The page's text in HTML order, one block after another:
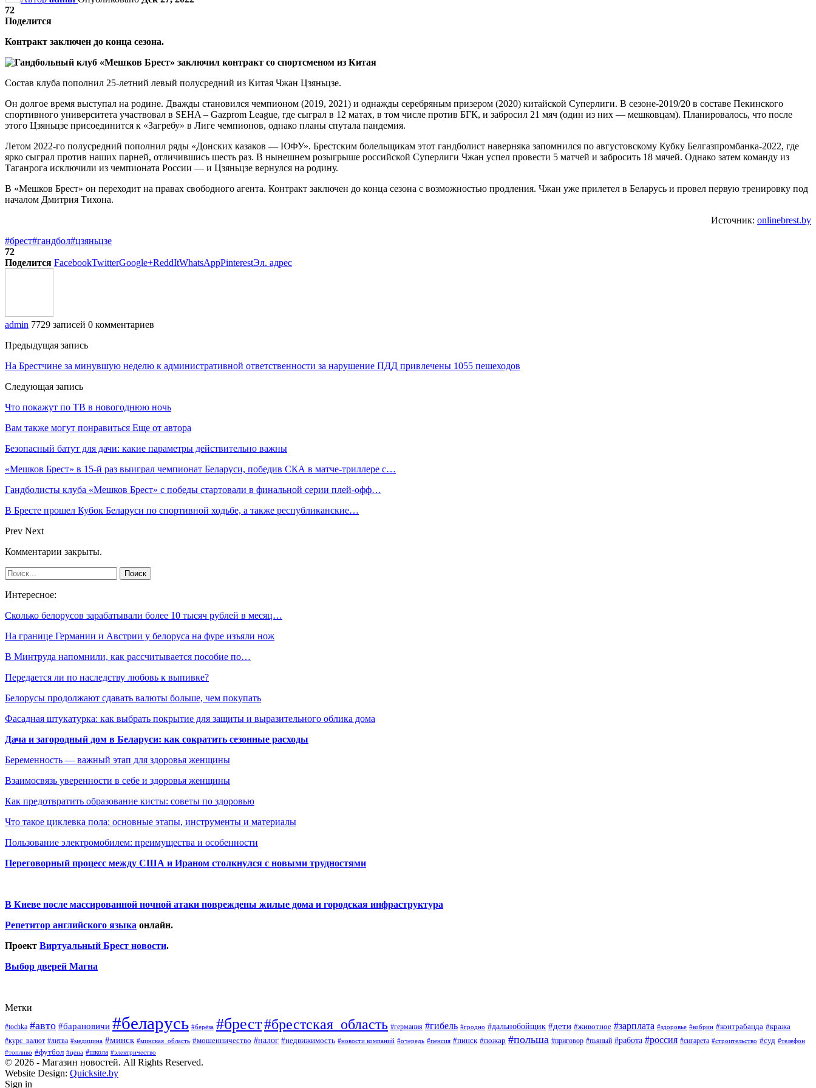
72
Поделится
Контракт заключен до конца сезона.
Состав клуба пополнил 25-летний левый полусредний из Китая Чжан Цзяньцзе.
Он долгое время выступал на родине. Дважды становился чемпионом (2019, 2021) и однажды серебряным призером (2020) китайской Суперлиги. В сезоне-2019/20 в составе Пекинского
спортивного университета участвовал в SEHA – Gazprom League, где сыграл в 12 матах, в том числе против БГК, и забросил 21 мяч (один из них — мешковцам). Планировалось, что после
этого Цзяньцзе присоединится к «Загребу» в Лиге чемпионов, однако планы спутала пандемия.
Летом 2022-го полусредний пополнил ряды «Донских казаков — ЮФУ». Брестским болельщикам этот гандболист наверняка запомнился по августовскому Кубку Белгазпромбанка-2022, где
ярко сыграл против наших парней, отличившись шесть раз. В нынешнем розыгрыше российской Суперлиги Чжан успел провести 5 матчей и забросить 18 мячей. Однако затем команду из
Таганрога исключили из чемпионата России — и Цзяньцзе вернулся на родину.
В «Мешков Брест» он переходит на правах свободного агента. Контракт заключен до конца сезона с возможностью продления. Чжан уже прилетел в Беларусь и провел первую тренировку под
началом Дмитрия Тихона.
Источник: onlinebrest.by
#брест#гандбол#цзяньцзе
72
Поделится FacebookTwitterGoogle+ReddItWhatsAppPinterestЭл. адрес
admin 7729 записей 0 комментариев
Предыдущая запись
На Брестчине за минувшую неделю к административной ответственности за нарушение ПДД привлечены 1055 пешеходов
Следующая запись
Что покажут по ТВ в новогоднюю ночь
Вам также могут понравиться Еще от автора
Безопасный батут для дачи: какие параметры действительно важны
«Мешков Брест» в 15-й раз выиграл чемпионат Беларуси, победив СКА в матче-триллере с…
Гандболисты клуба «Мешков Брест» с победы стартовали в финальной серии плей-офф…
В Бресте прошел Кубок Беларуси по спортивной ходьбе, а также республиканские…
Prev Next
Комментарии закрыты.
Интересное:
Сколько белорусов зарабатывали более 10 тысяч рублей в месяц…
На границе Германии и Австрии у белоруса на фуре изъяли нож
В Минтруда напомнили, как рассчитывается пособие по…
Передается ли по наследству любовь к выпивке?
Белорусы продолжают сдавать валюты больше, чем покупать
Фасадная штукатурка: как выбрать покрытие для защиты и выразительного облика дома
Дача и загородный дом в Беларуси: как сократить сезонные расходы
Беременность — важный этап для здоровья женщины
Взаимосвязь уверенности в себе и здоровья женщины
Как предотвратить образование кисты: советы по здоровью
Что такое циклевка пола: основные этапы, инструменты и материалы
Пользование электромобилем: преимущества и особенности
Переговорный процесс между США и Ираном столкнулся с новыми трудностями
В Киеве после массированной ночной атаки повреждены жилые дома и городская инфраструктура
Репетитор английского языка онлайн.
Проект Виртуальный Брест новости.
Выбор дверей Магна
Метки
#tochka #авто #барановичи #беларусь #берёза #брест#брестская_область #германия #гибель #гродно #дальнобойщик #дети #животное #зарплата #здоровье #кобрин #контрабанда #кража
#курс_валют #литва #медицина #минск #минская_область #мошенничество #налог #недвижимость #новости компаний #очередь #пенсия #пинск #пожар #польша #приговор #пьяный #работа #россия #сигарета #строительство #суд #телефон
#топливо #футбол #цена #школа #электричество
© 2026 - Магазин новостей. All Rights Reserved.
Website Design: Quicksite.by
Sign in